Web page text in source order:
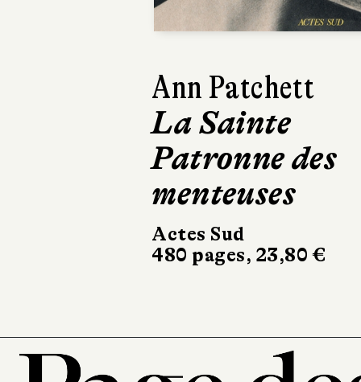
Ann Patchett
La Sainte
Patronne des
menteuses
Actes Sud
480 pages, 23,80 €
Kathryn
Le Calamity
Club
Robert Laffont